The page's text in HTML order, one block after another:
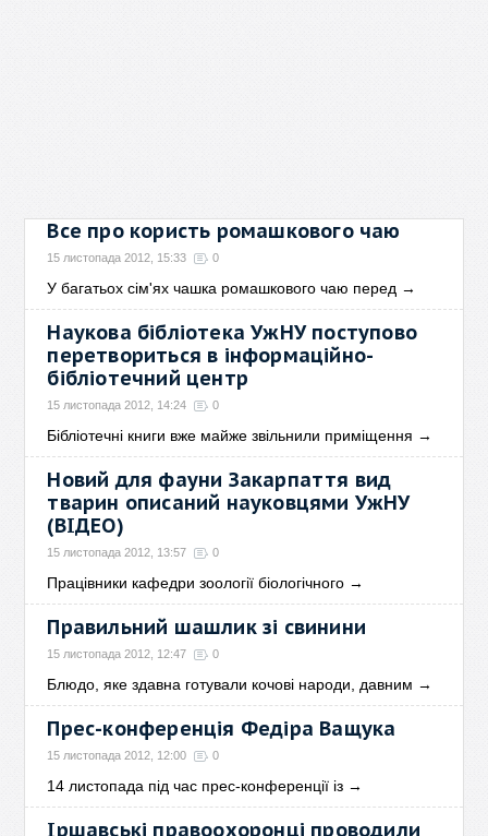
Все про користь ромашкового чаю
15 листопада 2012, 15:33 0
У багатьох сім'ях чашка ромашкового чаю перед →
Наукова бібліотека УжНУ поступово
перетвориться в інформаційно-
бібліотечний центр
15 листопада 2012, 14:24 0
Бібліотечні книги вже майже звільнили приміщення →
Новий для фауни Закарпаття вид
тварин описаний науковцями УжНУ
(ВІДЕО)
15 листопада 2012, 13:57 0
Працівники кафедри зоології біологічного →
Правильний шашлик зі свинини
15 листопада 2012, 12:47 0
Блюдо, яке здавна готували кочові народи, давним →
Прес-конференція Федіра Ващука
15 листопада 2012, 12:00 0
14 листопада під час прес-конференції із →
Іршавські правоохоронці проводили